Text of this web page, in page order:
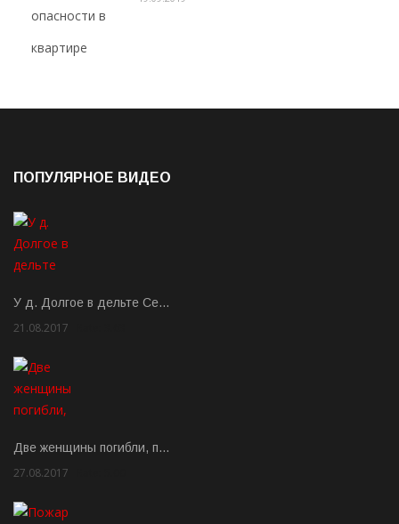
ПОПУЛЯРНОЕ ВИДЕО
У д. Долгое в дельте Се…
21.08.2017
Две женщины погибли, п…
27.08.2017